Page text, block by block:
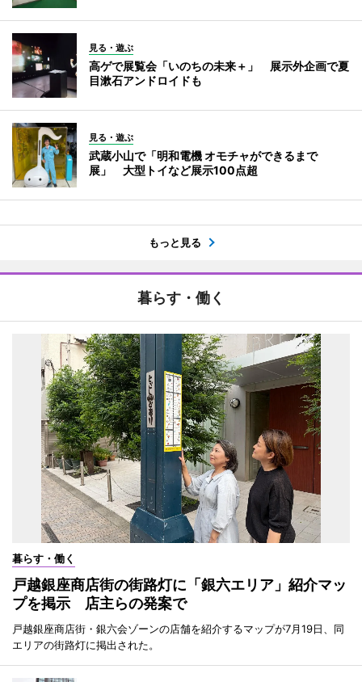
見る・遊ぶ
高ゲで展覧会「いのちの未来＋」 展示外企画で夏
目漱石アンドロイドも
見る・遊ぶ
武蔵小山で「明和電機 オモチャができるまで
展」 大型トイなど展示100点超
もっと見る
暮らす・働く
暮らす・働く
戸越銀座商店街の街路灯に「銀六エリア」紹介マッ
プを掲示 店主らの発案で
戸越銀座商店街・銀六会ゾーンの店舗を紹介するマップが7月19日、同
エリアの街路灯に掲出された。